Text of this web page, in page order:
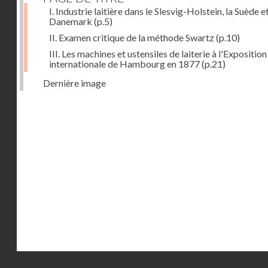
I. Industrie laitière dans le Slesvig-Holstein, la Suède
Danemark (p.5)
II. Examen critique de la méthode Swartz(p.10)
III. Les machines et ustensiles de laiterie à l'Exposition
internationale de Hambourg en 1877(p.21)
Dernière image